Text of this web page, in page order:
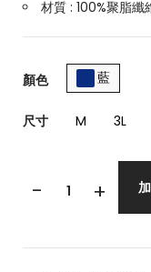
材質 : 100%聚脂纖
顏色 藍
尺寸 M 3L
- +